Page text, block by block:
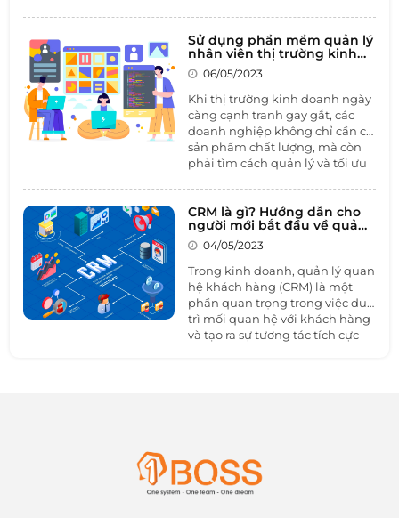
những doanh nghiệp từng
được ca tụng là có chế độ đãi
ngộ trong mơ nhưng Google,
cắt giảm từ hàng nghìn đến
hàng chục nghìn nhân sự.
Sử dụng phần mềm quản lý
nhân viên thị trường kinh
doanh để tăng cường hiệu
quả kinh doanh
06/05/2023
Khi thị trường kinh doanh ngày
càng cạnh tranh gay gắt, các
doanh nghiệp không chỉ cần có
sản phẩm chất lượng, mà còn
phải tìm cách quản lý và tối ưu
mềm quản lý nhân viên thị
trường kinh doanh là một giải
pháp hiệu quả giúp doanh
theo dõi hoạt động của đội ngũ
nhân viên kinh doanh.
CRM là gì? Hướng dẫn cho
người mới bắt đầu về quản
lý quan hệ khách hàng
04/05/2023
Trong kinh doanh, quản lý quan
hệ khách hàng (CRM) là một
phần quan trọng trong việc duy
trì mối quan hệ với khách hàng
và tạo ra sự tương tác tích cực